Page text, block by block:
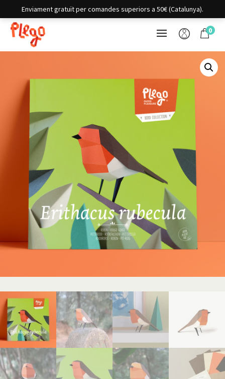
Enviament gratuït per comandes superiors a 50€ (Catalunya).
0